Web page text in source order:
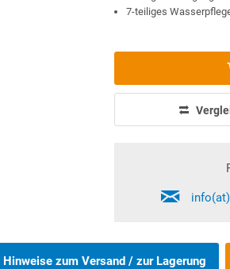
7-teiliges
Hinweise zum Versand / zur Lagerung